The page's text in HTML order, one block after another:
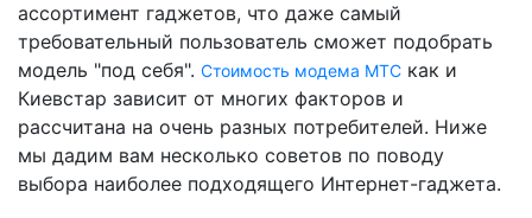
ассортимент гаджетов, что даже самый
требовательный пользователь сможет подобрать
модель "под себя". Стоимость модема МТС как и
Киевстар зависит от многих факторов и
рассчитана на очень разных потребителей. Ниже
мы дадим вам несколько советов по поводу
выбора наиболее подходящего Интернет-гаджета.